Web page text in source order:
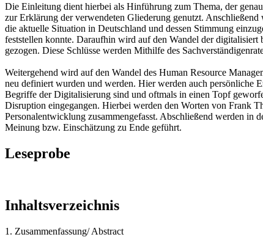
Die Einleitung dient hierbei als Hinführung zum Thema, der
zur Erklärung der verwendeten Gliederung genutzt.
die aktuelle Situation in Deutschland und dessen Stimmung
feststellen konnte. Daraufhin wird auf den Wandel der digitalisiert
gezogen. Diese Schlüsse werden Mithilfe des
Weitergehend wird auf den Wandel des Human Resource
neu definiert wurden und werden. Hier werden auch persönliche
Begriffe der Digitalisierung sind und oftmals in einen Topf
Disruption eingegangen. Hierbei werden den Worten von Frank
Personalentwicklung zusammengefasst. Abschließend werden
Meinung bzw. Einschätzung zu Ende geführt.
Leseprobe
Inhaltsverzeichnis
1. Zusammenfassung/ Abstract